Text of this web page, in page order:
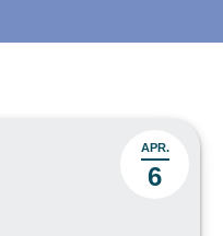
APR.
6